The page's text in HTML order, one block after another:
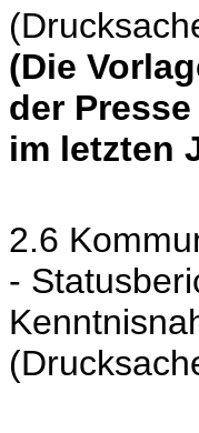
(Die
der
im letzten
2.6
-